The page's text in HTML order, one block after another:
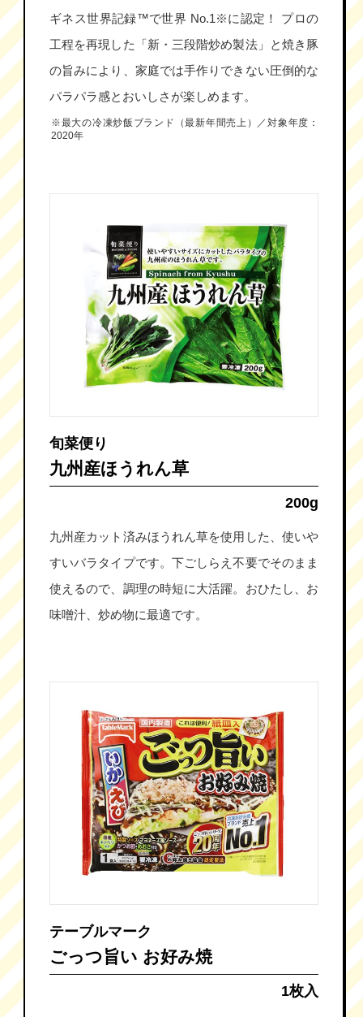
ギネス世界記録™で世界 No.1※に認定！ プロの
工程を再現した「新・三段階炒め製法」と焼き豚
の旨みにより、家庭では手作りできない圧倒的な
パラパラ感とおいしさが楽しめます。
※最大の冷凍炒飯ブランド（最新年間売上）／対象年度：
2020年
旬菜便り
九州産ほうれん草
200g
九州産カット済みほうれん草を使用した、使いや
すいバラタイプです。下ごしらえ不要でそのまま
使えるので、調理の時短に大活躍。おひたし、お
味噌汁、炒め物に最適です。
テーブルマーク
ごっつ旨い お好み焼
1枚入